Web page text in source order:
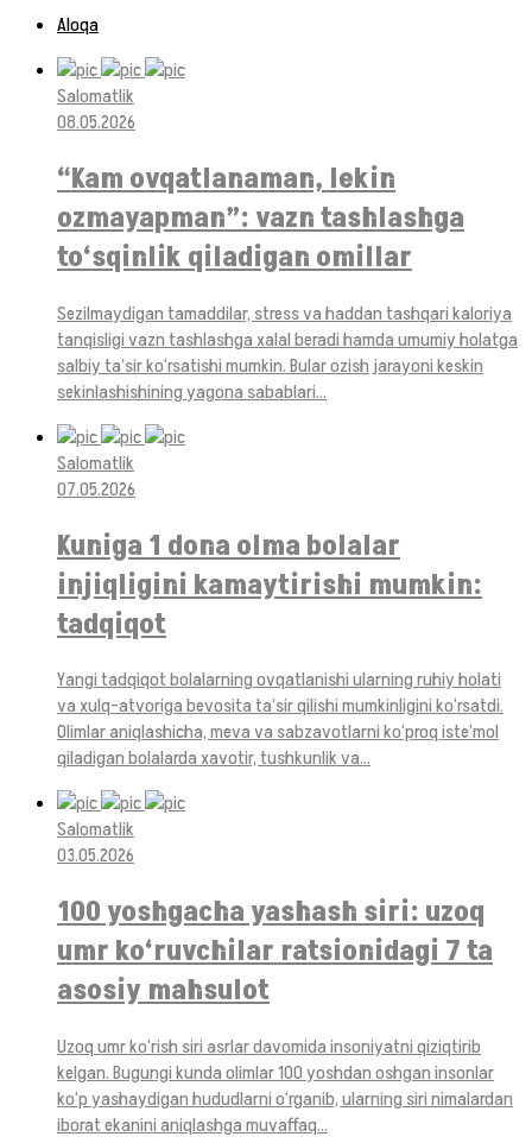
Aloqa
Salomatlik
08.05.2026
“Kam ovqatlanaman, lekin
ozmayapman”: vazn tashlashga
to‘sqinlik qiladigan omillar
Sezilmaydigan tamaddilar, stress va haddan tashqari kaloriya
tanqisligi vazn tashlashga xalal beradi hamda umumiy holatga
salbiy ta’sir ko‘rsatishi mumkin. Bular ozish jarayoni keskin
sekinlashishining yagona sabablari...
Salomatlik
07.05.2026
Kuniga 1 dona olma bolalar
injiqligini kamaytirishi mumkin:
tadqiqot
Yangi tadqiqot bolalarning ovqatlanishi ularning ruhiy holati
va xulq-atvoriga bevosita ta’sir qilishi mumkinligini ko‘rsatdi.
Olimlar aniqlashicha, meva va sabzavotlarni ko‘proq iste’mol
qiladigan bolalarda xavotir, tushkunlik va...
Salomatlik
03.05.2026
100 yoshgacha yashash siri: uzoq
umr ko‘ruvchilar ratsionidagi 7 ta
asosiy mahsulot
Uzoq umr ko‘rish siri asrlar davomida insoniyatni qiziqtirib
kelgan. Bugungi kunda olimlar 100 yoshdan oshgan insonlar
ko‘p yashaydigan hududlarni o‘rganib, ularning siri nimalardan
iborat ekanini aniqlashga muvaffaq...